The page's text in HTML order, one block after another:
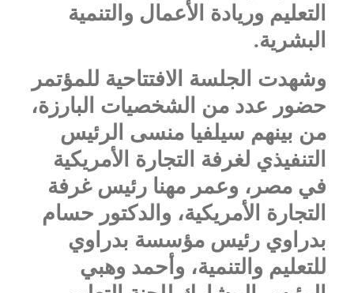
التعليم وريادة الأعمال والتنمية
البشرية.
وشهدت الجلسة الافتتاحية للمؤتمر
حضور عدد من الشخصيات البارزة،
من بينهم سيلفيا منسى الرئيس
التنفيذي لغرفة التجارة الأمريكية
في مصر، وعمر مهنا رئيس غرفة
التجارة الأمريكية، والدكتور حسام
بدراوي رئيس مؤسسة بدراوي
للتعليم والتنمية، وأحمد وهبي